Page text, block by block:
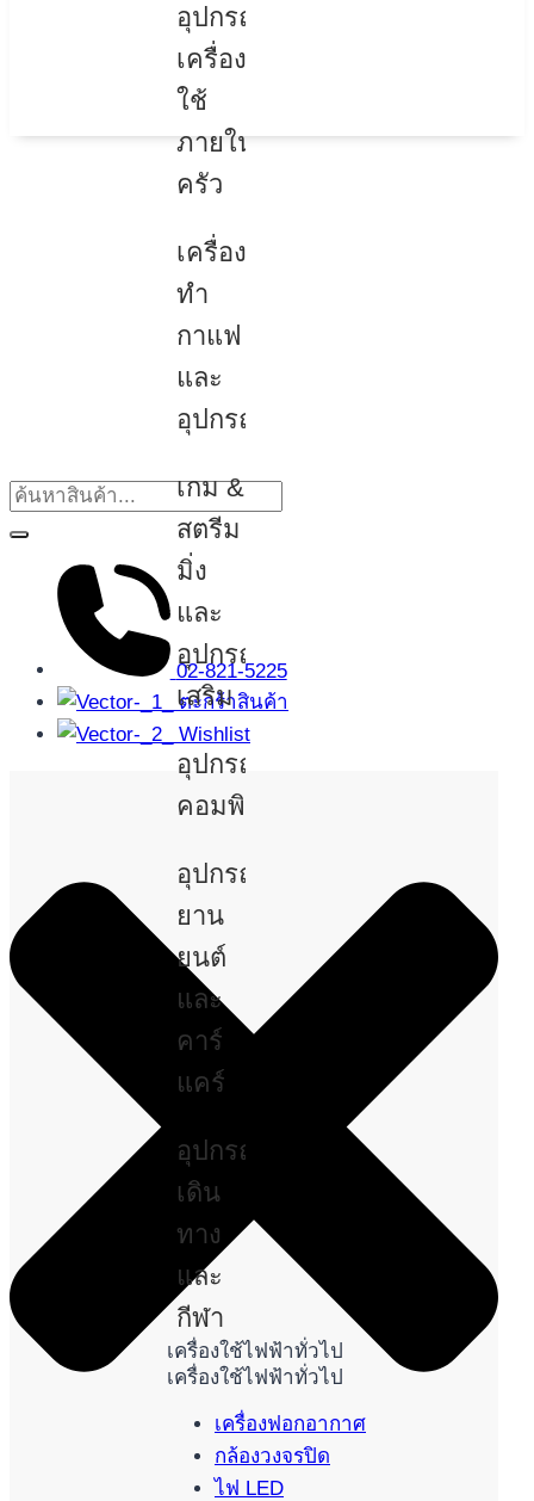
อุปกรณ์
เครื่อง
ใช้
ภายใน
ครัว
เครื่อง
ทำ
กาแฟ
และ
อุปกรณ์
เกม &
สตรีม
มิ่ง
และ
อุปกรณ์
เสริม
อุปกรณ์
คอมพิวเตอร์
อุปกรณ์
ยาน
ยนต์
และ
คาร์
แคร์
อุปกรณ์
เดิน
ทาง
และ
กีฬา
เครื่องใช้ไฟฟ้าทั่วไป
เครื่องใช้ไฟฟ้าทั่วไป
เครื่องฟอกอากาศ
กล้องวงจรปิด
ไฟ LED
02-821-5225
ตะกร้าสินค้า
Wishlist